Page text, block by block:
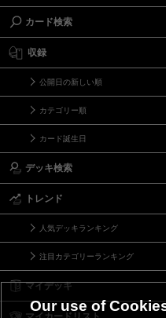
カード検索
収録
公開日の新しい順
カテゴリー順
カード誕生日
デッキ検索
トレンド
人気デッキランキング
注目カテゴリーランキング
マイデッキ
Our use of